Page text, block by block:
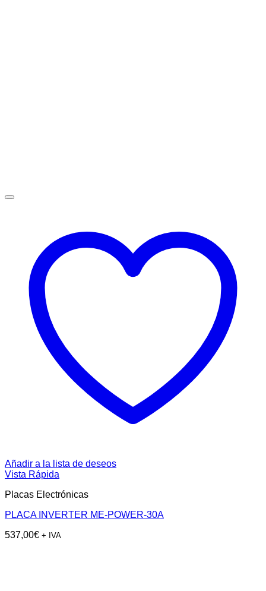
Añadir a la lista de deseos
Vista Rápida
Placas Electrónicas
PLACA INVERTER ME-POWER-30A
537,00€ + IVA